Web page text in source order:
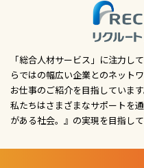
「総合人材サービス」に注力し
らではの幅広い企業とのネット
お仕事のご紹介を目指しています
私たちはさまざまなサポートを
がある社会。』の実現を目指して